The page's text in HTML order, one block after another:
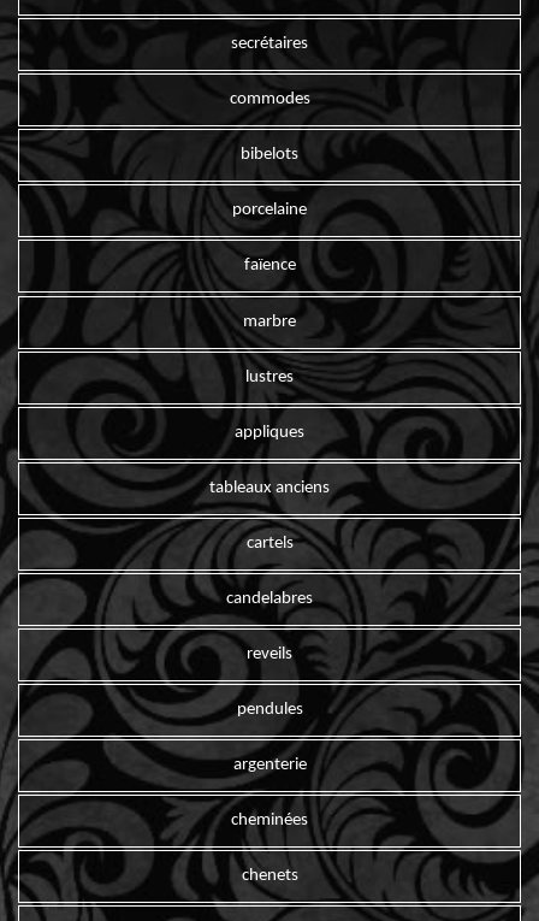
secrétaires
commodes
bibelots
porcelaine
faïence
marbre
lustres
appliques
tableaux anciens
cartels
candelabres
reveils
pendules
argenterie
cheminées
chenets